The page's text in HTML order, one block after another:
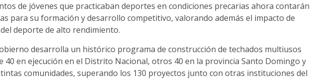
de jóvenes que practicaban deportes en condiciones precarias ahora contarán
para su formación y desarrollo competitivo, valorando además el impacto de
deporte de alto rendimiento.
desarrolla un histórico programa de construcción de techados multiusos
40 en ejecución en el Distrito Nacional, otros 40 en la provincia Santo Domingo y
comunidades, superando los 130 proyectos junto con otras instituciones del